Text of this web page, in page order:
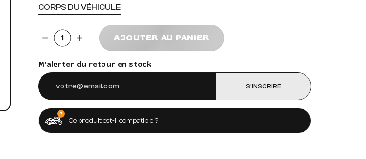
CORPS DU VÉHICULE
Quantité
AJOUTER AU PANIER
M'alerter du retour en stock
S’INSCRIRE
Ce produit est-il compatible ?